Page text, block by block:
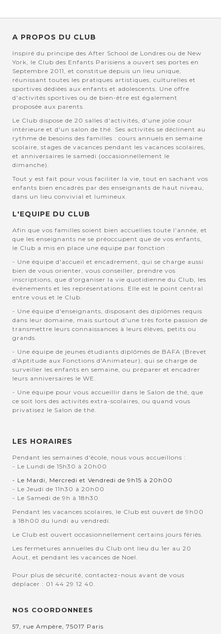
A PROPOS DU CLUB
Inspiré du principe des After School de Londres ou de New
York, le Club des Enfants Parisiens a ouvert ses portes en
Septembre 2011, et constitue depuis un lieu unique,
réunissant toutes les pratiques artistiques, culturelles et
sportives dédiées aux enfants et adolescents. Une offre
d'activités sportives ou de bien-être est également
proposée aux parents.
Le Club dispose de 20 salles d'activités, d'une jolie cour
intérieure et d'un salon de thé. Ses activités se déclinent au
rythme de besoins des familles : cours annuels en semaine
scolaire, stages de vacances pendant les vacances scolaires,
et anniversaires le samedi (occasionnellement le
dimanche).
Tout y est fait pour vous faciliter la vie, tout en sachant vos
enfants bien encadrés par des enseignants de haut niveau,
dans un lieu convivial et lumineux.
L'EQUIPE DU CLUB
Afin que vos familles soient bien accuellies toute l'année, et
que les enseignants ne se préoccupent que de vos enfants,
le Club a mis en place une équipe par fonction :
- Une équipe d'accueil et encadrement, qui se charge aussi
bien de vous orienter, vous conseiller, prendre vos
inscriptions, que d'organiser la vie quotidienne du Club, les
évènements et les représentations. Elle est le point central
entre vous et le Club.
- Une équipe d'enseignants, disposant des diplômes requis
dans leur domaine, mais surtout d'une très forte passion de
transmettre leurs connaissances à leurs élèves, petits ou
grands.
- Une équipe de jeunes étudiants diplômés de BAFA (Brevet
d'Aptitude aux Fonctions d'Animateur); qui se charge de
surveiller les enfants en semaine, ou préparer et encadrer
leurs anniversaires le WE.
- Une équipe pour vous accueillir dans le Salon de thé, que
ce soit lors des activités extra-scolaires, ou quand vous
privatisez le Salon de thé.
LES HORAIRES
Pendant les semaines d'école, nous vous accueillons :
- Le Lundi de 15h30 à 20h00
- Le Mardi, Mercredi et Vendredi de 9h15 à 20h00
- Le Jeudi de 11h30 à 20h00
- Le Samedi de 9h à 18h30
Pendant les vacances scolaires, le Club est ouvert de 9h00
à 18h00 du lundi au vendredi.
Le Club est ouvert occasionnellement certains jours fériés.
Les fermetures annuelles du Club ont lieu du 1er au 20
Aout, et pendant les vacances de Noel.
Pour plus de sécurité, contactez-nous avant de vous
déplacer : 01 44 29 12 40.
NOS COORDONNEES
57, rue Ampère, 75017 Paris